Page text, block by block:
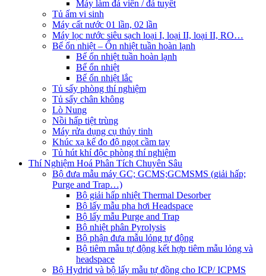
Máy làm đá viên / đá tuyết
Tủ ấm vi sinh
Máy cất nước 01 lần, 02 lần
Máy lọc nước siêu sạch loại I, loại II, loại II, RO…
Bể ổn nhiệt – Ổn nhiệt tuần hoàn lạnh
Bể ổn nhiệt tuần hoàn lạnh
Bể ổn nhiệt
Bể ổn nhiệt lắc
Tủ sấy phòng thí nghiệm
Tủ sấy chân không
Lò Nung
Nồi hấp tiệt trùng
Máy rửa dụng cụ thủy tinh
Khúc xạ kế đo độ ngọt cầm tay
Tủ hút khí độc phòng thí nghiệm
Thí Nghiệm Hoá Phân Tích Chuyên Sâu
Bộ đưa mẫu máy GC; GCMS;GCMSMS (giải hấp;
Purge and Trap…)
Bộ giải hấp nhiệt Thermal Desorber
Bộ lấy mẫu pha hơi Headspace
Bộ lấy mẫu Purge and Trap
Bộ nhiệt phân Pyrolysis
Bộ phận đưa mẫu lỏng tự động
Bộ tiêm mẫu tự động kết hợp tiêm mẫu lỏng và
headspace
Bộ Hydrid và bộ lấy mẫu tự đồng cho ICP/ ICPMS